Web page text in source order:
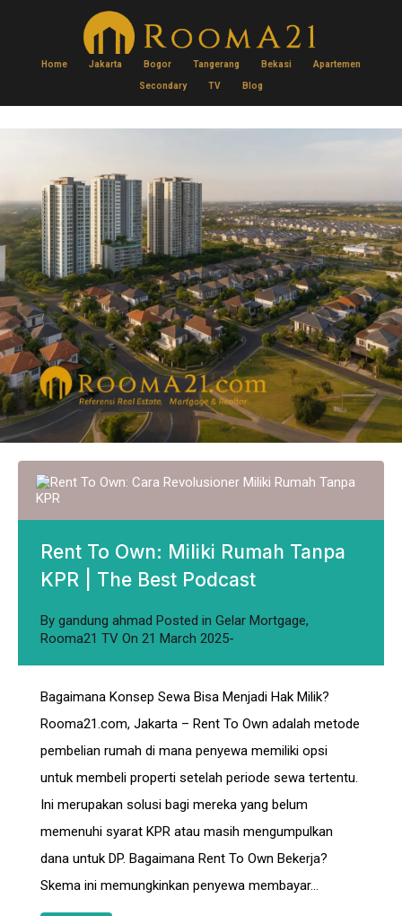
Home Jakarta Bogor Tangerang Bekasi Apartemen
Secondary TV Blog
Rent To Own: Miliki Rumah Tanpa
KPR | The Best Podcast
By gandung ahmad Posted in Gelar Mortgage,
Rooma21 TV On 21 March 2025
Bagaimana Konsep Sewa Bisa Menjadi Hak Milik?
Rooma21.com, Jakarta – Rent To Own adalah metode
pembelian rumah di mana penyewa memiliki opsi
untuk membeli properti setelah periode sewa tertentu.
Ini merupakan solusi bagi mereka yang belum
memenuhi syarat KPR atau masih mengumpulkan
dana untuk DP. Bagaimana Rent To Own Bekerja?
Skema ini memungkinkan penyewa membayar…